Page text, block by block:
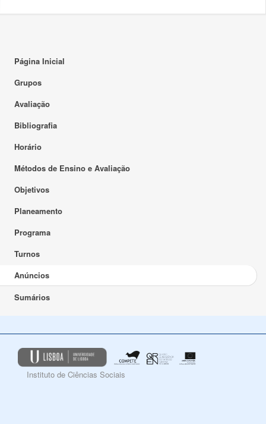
Página Inicial
Grupos
Avaliação
Bibliografia
Horário
Métodos de Ensino e Avaliação
Objetivos
Planeamento
Programa
Turnos
Anúncios
Sumários
Instituto de Ciências Sociais